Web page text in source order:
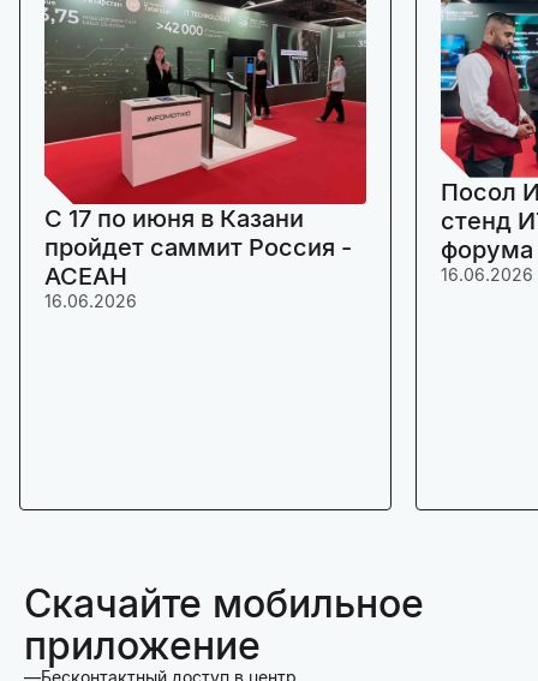
C 17 по июня в Казани
пройдет саммит Россия -
АСЕАН
16.06.2026
Посол
стенд
16.06.2026
Скачайте мобильное
приложение
Бесконтактный доступ в центр